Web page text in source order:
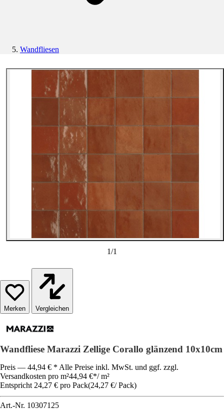
Wandfliesen
1/1
Vergleichen
Wandfliese Marazzi Zellige Corallo glänzend 10x10cm
Preis — 44,94 € * Alle Preise inkl. MwSt. und ggf. zzgl.
Versandkosten pro m²44,94 €*/ m²
Entspricht 24,27 € pro Pack(24,27 €/ Pack)
Art.-Nr. 10307125